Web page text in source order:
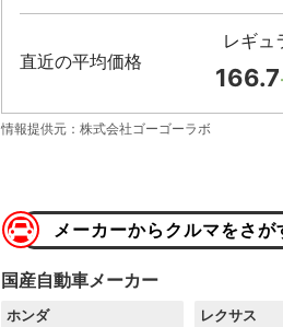
直近の平均価格
レギュ
166.7
情報提供元：株式会社ゴーゴーラボ
メーカーからクルマをさが
国産自動車メーカー
ホンダ レクサス